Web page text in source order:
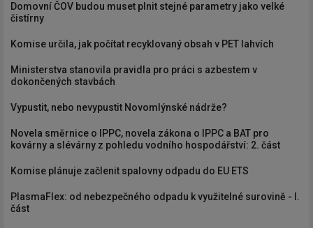
Domovní ČOV budou muset plnit stejné parametry jako velké
čistírny
Komise určila, jak počítat recyklovaný obsah v PET lahvích
Ministerstva stanovila pravidla pro práci s azbestem v
dokončených stavbách
Vypustit, nebo nevypustit Novomlýnské nádrže?
Novela směrnice o IPPC, novela zákona o IPPC a BAT pro
kovárny a slévárny z pohledu vodního hospodářství: 2. část
Komise plánuje začlenit spalovny odpadu do EU ETS
PlasmaFlex: od nebezpečného odpadu k využitelné surovině - I.
část